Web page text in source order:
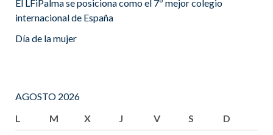
El LFiPalma se posiciona como el 7º mejor colegio
internacional de España
Día de la mujer
AGOSTO 2026
L
M X J V S
D